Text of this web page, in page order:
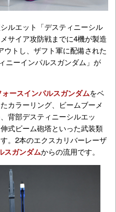
ルエット「デスティニーシル
メサイア攻防戦までに4機が製造
ウトし、ザフト軍に配備された
ニーインパルスガンダム」が
ォースインパルスガンダムをベ
カラーリング、ビームブーメ
背部デスティニーシルエッ
式ビーム砲塔といった武装類
。2本のエクスカリバーレーザ
スガンダムからの流用です。